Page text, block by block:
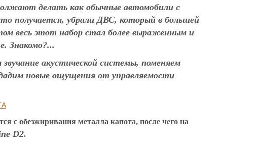
делать как обычные автомобили с
получается, убрали ДВС, который в большей
весь этот набор стал более выраженным и
Знакомо?...
акустической системы, поменяем
новые ощущения от управляемости
с обезжиривания металла капота, после чего на
D2.